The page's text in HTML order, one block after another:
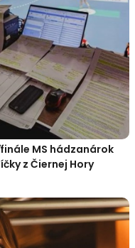
MS hádzanárok
z Čiernej Hory